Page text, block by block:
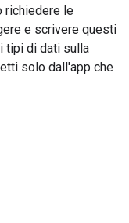
richiedere le
e scrivere questi
tipi di dati sulla
solo dall'app che